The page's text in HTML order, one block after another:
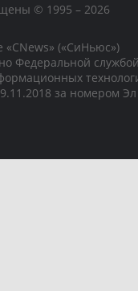
© 1995 – 2026
«CNews» («СиНьюс»)
Федеральной
за номером